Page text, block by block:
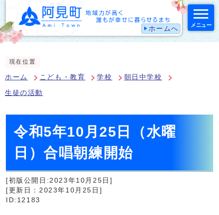
ホームへ メニュー
現在位置
ホーム こども・教育 学校 朝日中学校
生徒の活動
令和5年10月25日（水曜
日）合唱朝練開始
[初版公開日:2023年10月25日]
[更新日：2023年10月25日]
ID:12183